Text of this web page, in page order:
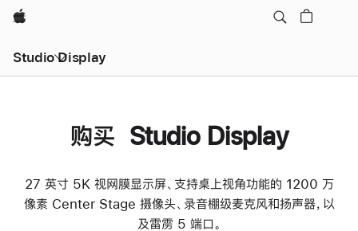
Apple
Studio Display
购买 Studio Display
27 英寸 5K 视网膜显示屏、支持桌上视角功能的 1200 万
像素 Center Stage 摄像头、录音棚级麦克风和扬声器，以
及雷雳 5 端口。